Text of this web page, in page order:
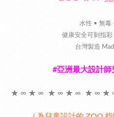
水性 • 無毒
健康安全可剝指
台灣製造
#亞洲最大設計師
★ ∞ ★ ∞ ★ ∞ ★ ∞ ★ ∞ ★